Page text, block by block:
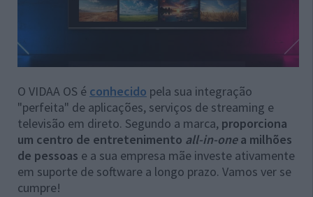
O VIDAA OS é conhecido pela sua integração
"perfeita" de aplicações, serviços de streaming e
televisão em direto. Segundo a marca, proporciona
um centro de entretenimento all-in-onea milhões
de pessoas e a sua empresa mãe investe ativamente
em suporte de software a longo prazo. Vamos ver se
cumpre!